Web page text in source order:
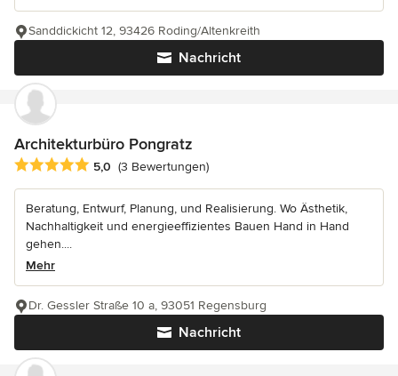
Nachricht
Sanddickicht 12, 93426 Roding/Altenkreith
Architekturbüro Pongratz
Durchschnittliche Bewertung: 5 von 5 Sternen
5,0 (3 Bewertungen)
Beratung, Entwurf, Planung, und Realisierung. Wo Ästhetik,
Nachhaltigkeit und energieeffizientes Bauen Hand in Hand
gehen....
Mehr
Nachricht
Dr. Gessler Straße 10 a, 93051 Regensburg